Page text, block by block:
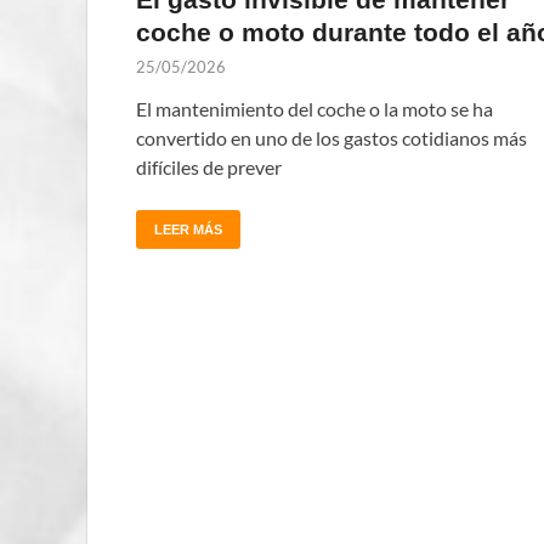
coche o moto durante todo el
25/05/2026
El mantenimiento del coche o la moto se ha
convertido en uno de los gastos cotidianos más
difíciles de prever
LEER MÁS